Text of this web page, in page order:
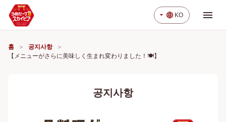
arrow_drop_down language KO menu
홈
공지사항
【メニューがさらに美味しく生まれ変わりました！🍽️】
공지사항